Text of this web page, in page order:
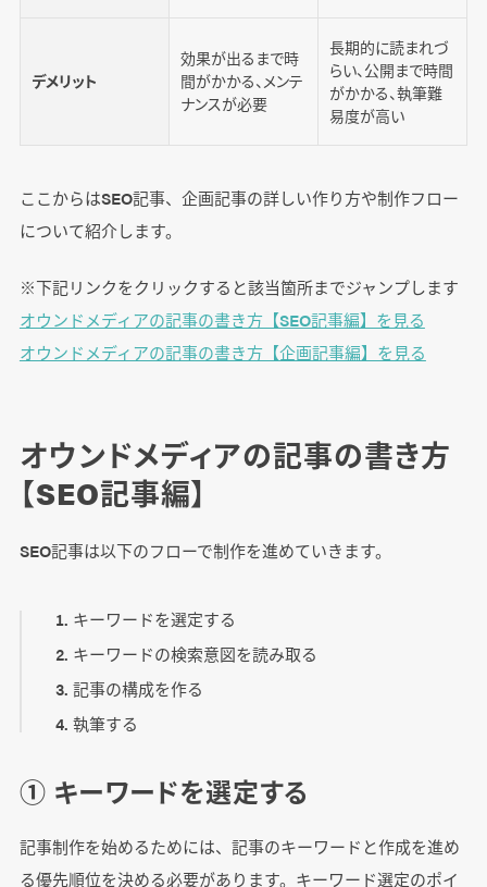
デメリット
効果が出るまで時
間がかかる、メンテ
ナンスが必要
長期的に読まれづ
らい、公開まで時間
がかかる、執筆難
易度が高い
ここからはSEO記事、企画記事の詳しい作り方や制作フロー
について紹介します。
※下記リンクをクリックすると該当箇所までジャンプします
オウンドメディアの記事の書き方【SEO記事編】を見る
オウンドメディアの記事の書き方【企画記事編】を見る
オウンドメディアの記事の書き方
【SEO記事編】
SEO記事は以下のフローで制作を進めていきます。
キーワードを選定する
キーワードの検索意図を読み取る
記事の構成を作る
執筆する
① キーワードを選定する
記事制作を始めるためには、記事のキーワードと作成を進め
る優先順位を決める必要があります。キーワード選定のポイ